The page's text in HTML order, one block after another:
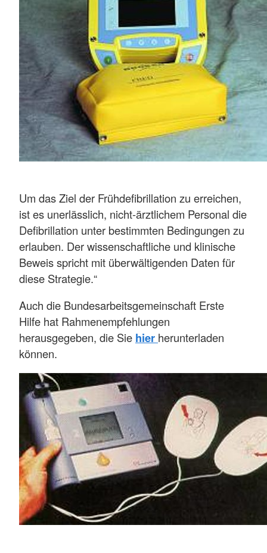
Um das Ziel der Frühdefibrillation zu erreichen,
ist es unerlässlich, nicht-ärztlichem Personal die
Defibrillation unter bestimmten Bedingungen zu
erlauben. Der wissenschaftliche und klinische
Beweis spricht mit überwältigenden Daten für
diese Strategie.“
Auch die Bundesarbeitsgemeinschaft Erste
Hilfe hat Rahmenempfehlungen
herausgegeben, die Sie hier herunterladen
können.